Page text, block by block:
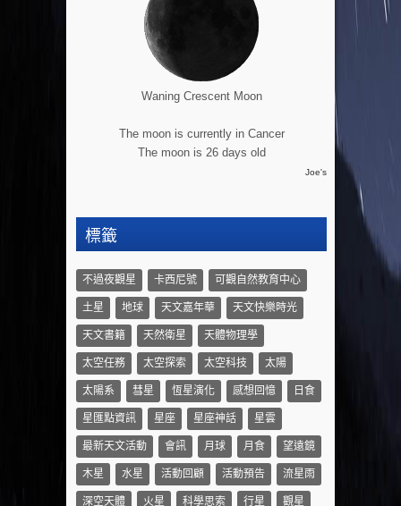
Waning Crescent Moon
The moon is currently in Cancer
The moon is 26 days old
Joe's
標籤
不過夜觀星 卡西尼號 可觀自然教育中心
土星 地球 天文嘉年華 天文快樂時光
天文書籍 天然衛星 天體物理學
太空任務 太空探索 太空科技 太陽
太陽系 彗星 恆星演化 感想回憶 日食
星匯點資訊 星座 星座神話 星雲
最新天文活動 會訊 月球 月食 望遠鏡
木星 水星 活動回顧 活動預告 流星雨
深空天體 火星 科學思索 行星 觀星